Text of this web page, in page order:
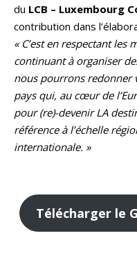
du LCB – Luxembourg
contribution dans
« C’est en respectant les
continuant à organiser
nous pourrons redonner
pays qui, au cœur de
pour (re)-devenir LA
référence à l’échelle
internationale. »
Télécharger le